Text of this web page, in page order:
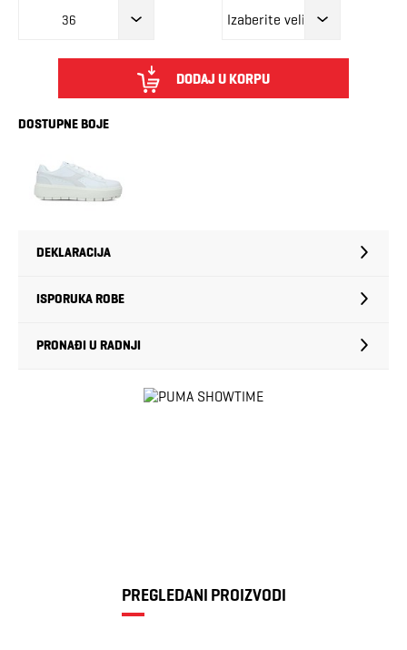
36
DODAJ U KORPU
DOSTUPNE BOJE
DEKLARACIJA
ISPORUKA ROBE
PRONAĐI U RADNJI
PREGLEDANI PROIZVODI